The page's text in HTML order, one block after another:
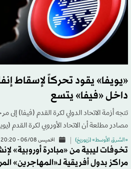
«يويفا» يقود تحركاً لإسقاط
داخل «فيفا» يتسع
تتجه أزمة الاتحاد الدولي لكرة القدم (فيفا)
مصادر مطلعة أن الاتحاد الأوروبي لكرة القدم
«الشرق الأوسط» (زيوريخ) الخميس 06/08 - 20:20
تخوفات ليبية من «مبادرة أوروبية»
مراكز بدول أفريقية لـ«المهاجرين»